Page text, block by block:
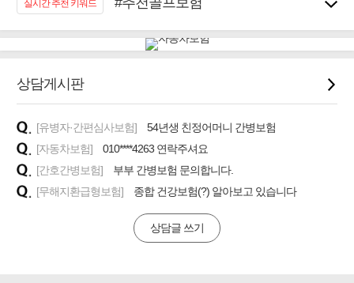
실시간 추천 키워드
#노후대비 연금재테크!
#교통사고대비 운전자보험
#무해지 건강보험
#바뀌기전에 4세대 가입
상담게시판
[유병자·간편심사보험]
54년생 친정어머니 간병보험
[자동차보험]
010****4263 연락주셔요
[간호간병보험]
부부 간병보험 문의합니다.
[무해지환급형보험]
종합 건강보험(?) 알아보고 있습니다
상담글 쓰기